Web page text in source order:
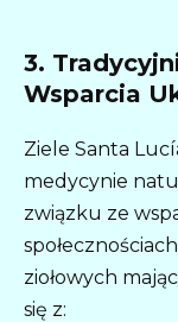
3.
Wsparcia
Ziele Santa
medycynie
związku ze
ziołowych
się z: